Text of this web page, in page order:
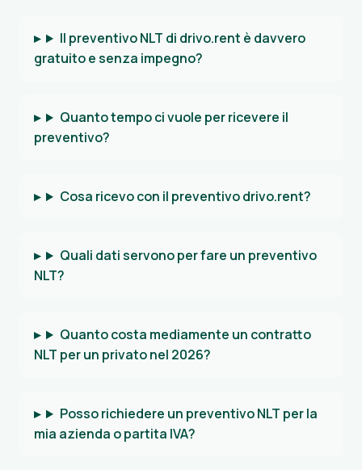
Il preventivo NLT di drivo.rent è davvero
gratuito e senza impegno?
Quanto tempo ci vuole per ricevere il
preventivo?
Cosa ricevo con il preventivo drivo.rent?
Quali dati servono per fare un preventivo
NLT?
Quanto costa mediamente un contratto
NLT per un privato nel 2026?
Posso richiedere un preventivo NLT per la
mia azienda o partita IVA?